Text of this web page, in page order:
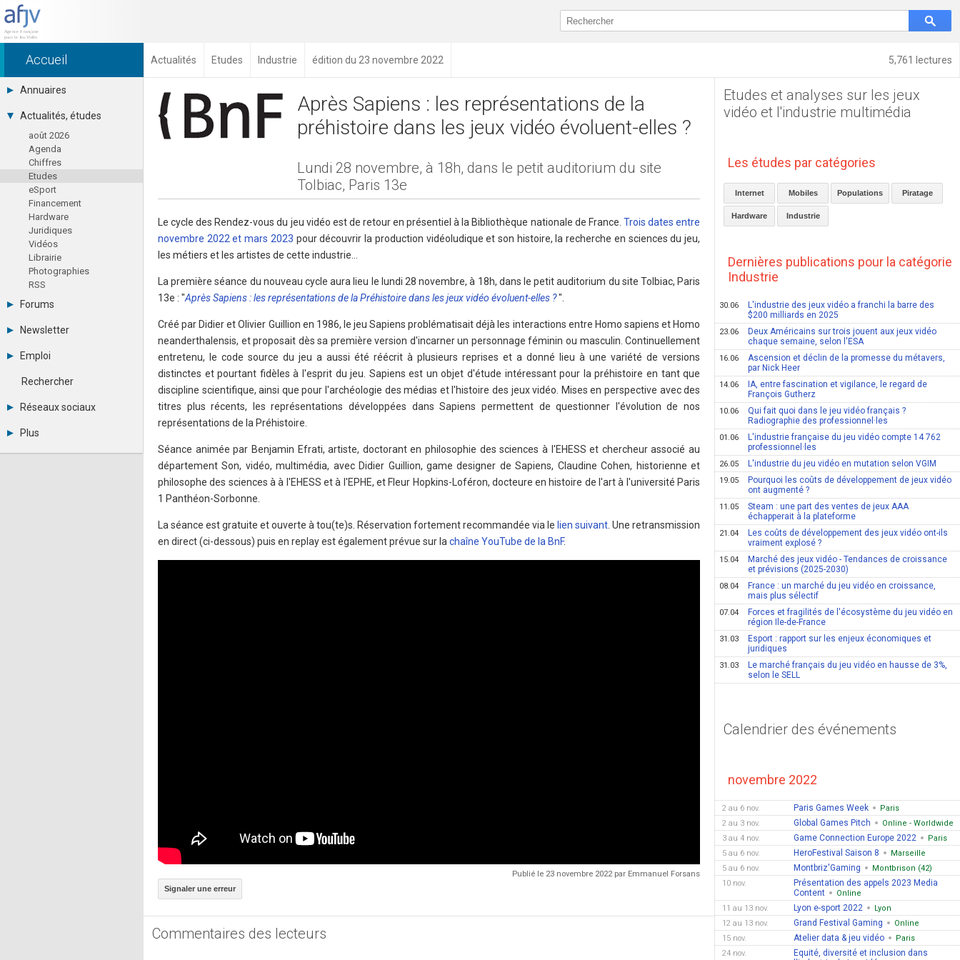
5,761 lectures
Accueil Actualités Etudes Industrie édition du 23 novembre 2022
Annuaires
Toutes les sociétés (691)
Studios (418)
Editeurs (49)
Distributeurs (16)
Hard. / Accessoires (10)
Middlewares (15)
Prestataires (99)
Assoc. / Syndicats (21)
Formations / Ecoles (46)
Presse spécialisée (17)
Actualités, études
août 2026
Agenda
Chiffres
Etudes
eSport
Financement
Hardware
Juridiques
Vidéos
Librairie
Photographies
RSS
Forums
Tous les forums
Se connecter
Messages privés
Contacter un modérateur
Newsletter
Archives
Abonnement
Emploi
Consulter les annonces
Observatoire de l'emploi
Rechercher
Réseaux sociaux
LinkedIn
Plus
Annonceurs
Après Sapiens : les représentations de la
préhistoire dans les jeux vidéo évoluent-elles ?
Lundi 28 novembre, à 18h, dans le petit auditorium du site
Tolbiac, Paris 13e
Le cycle des Rendez-vous du jeu vidéo est de retour en présentiel à la Bibliothèque nationale de France. Trois dates entre
novembre 2022 et mars 2023 pour découvrir la production vidéoludique et son histoire, la recherche en sciences du jeu,
les métiers et les artistes de cette industrie…
La première séance du nouveau cycle aura lieu le lundi 28 novembre, à 18h, dans le petit auditorium du site Tolbiac, Paris
13e : "Après Sapiens : les représentations de la Préhistoire dans les jeux vidéo évoluent-elles ?".
Créé par Didier et Olivier Guillion en 1986, le jeu Sapiens problématisait déjà les interactions entre Homo sapiens et Homo
neanderthalensis, et proposait dès sa première version d'incarner un personnage féminin ou masculin. Continuellement
entretenu, le code source du jeu a aussi été réécrit à plusieurs reprises et a donné lieu à une variété de versions
distinctes et pourtant fidèles à l'esprit du jeu. Sapiens est un objet d'étude intéressant pour la préhistoire en tant que
discipline scientifique, ainsi que pour l'archéologie des médias et l'histoire des jeux vidéo. Mises en perspective avec des
titres plus récents, les représentations développées dans Sapiens permettent de questionner l'évolution de nos
représentations de la Préhistoire.
Séance animée par Benjamin Efrati, artiste, doctorant en philosophie des sciences à l'EHESS et chercheur associé au
département Son, vidéo, multimédia, avec Didier Guillion, game designer de Sapiens, Claudine Cohen, historienne et
philosophe des sciences à à l'EHESS et à l'EPHE, et Fleur Hopkins-Loféron, docteure en histoire de l'art à l'université Paris
1 Panthéon-Sorbonne.
La séance est gratuite et ouverte à tou(te)s. Réservation fortement recommandée via le lien suivant . Une retransmission
en direct (ci-dessous) puis en replay est également prévue sur la chaîne YouTube de la BnF.
Publié le 23 novembre 2022 par Emmanuel Forsans
Signaler une erreur
Commentaires des lecteurs
Etudes et analyses sur les jeux
vidéo et l'industrie multimédia
Les études par catégories
Internet Mobiles Populations Piratage
Hardware Industrie
Dernières publications pour la catégorie
Industrie
30.06
L'industrie des jeux vidéo a franchi la barre des
$200 milliards en 2025
23.06
Deux Américains sur trois jouent aux jeux vidéo
chaque semaine, selon l'ESA
16.06
Ascension et déclin de la promesse du métavers,
par Nick Heer
14.06
IA, entre fascination et vigilance, le regard de
François Gutherz
10.06
Qui fait quoi dans le jeu vidéo français ?
Radiographie des professionnel·les
01.06
L'industrie française du jeu vidéo compte 14 762
professionnel·les
26.05 L'industrie du jeu vidéo en mutation selon VGIM
19.05
Pourquoi les coûts de développement de jeux vidéo
ont augmenté ?
11.05
Steam : une part des ventes de jeux AAA
échapperait à la plateforme
21.04
Les coûts de développement des jeux vidéo ont-ils
vraiment explosé ?
15.04
Marché des jeux vidéo - Tendances de croissance
et prévisions (2025-2030)
08.04
France : un marché du jeu vidéo en croissance,
mais plus sélectif
07.04
Forces et fragilités de l'écosystème du jeu vidéo en
région Ile-de-France
31.03
Esport : rapport sur les enjeux économiques et
juridiques
31.03
Le marché français du jeu vidéo en hausse de 3%,
selon le SELL
Calendrier des événements
novembre 2022
2 au 6 nov. Paris Games Week
Paris
2 au 3 nov.
Global Games Pitch
Online - Worldwide
3 au 4 nov.
Game Connection Europe 2022
Paris
5 au 6 nov.
HeroFestival Saison 8
Marseille
5 au 6 nov.
Montbriz'Gaming
Montbrison (42)
10 nov.
Présentation des appels 2023 Media
Content
Online
11 au 13 nov.
Lyon e-sport 2022
Lyon
12 au 13 nov.
Grand Festival Gaming
Online
15 nov.
Atelier data & jeu vidéo
Paris
24 nov.
Equité, diversité et inclusion dans